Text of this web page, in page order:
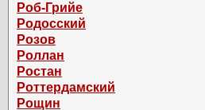
Роб-Грийе
Родосский
Розов
Роллан
Ростан
Роттердамский
Рощин